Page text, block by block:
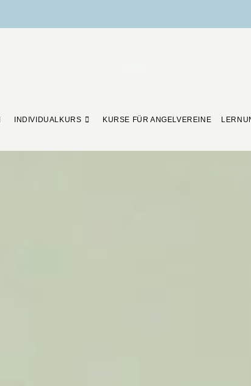
INDIVIDUALKURS KURSE FÜR ANGELVEREINE